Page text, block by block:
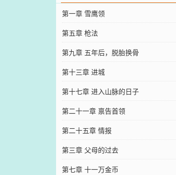
第一章 雪鹰领
第五章 枪法
第九章 五年后，脱胎换骨
第十三章 进城
第十七章 进入山脉的日子
第二十一章 禀告首领
第二十五章 情报
第三章 父母的过去
第七章 十一万金币